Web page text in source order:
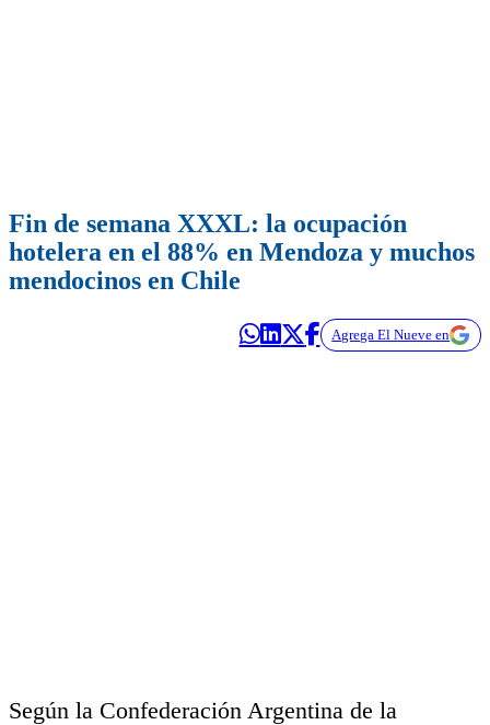
Fin de semana XXXL: la ocupación
hotelera en el 88% en Mendoza y muchos
mendocinos en Chile
Agrega El Nueve en
Según la Confederación Argentina de la